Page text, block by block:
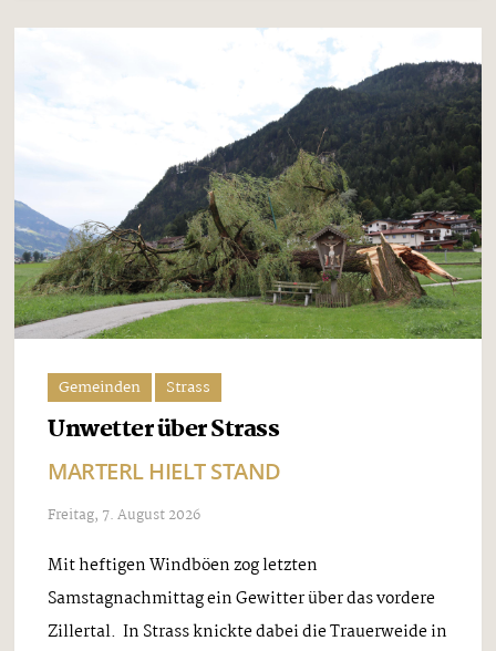
Gemeinden Strass
Unwetter über Strass
MARTERL HIELT STAND
Freitag, 7. August 2026
Mit heftigen Windböen zog letzten
Samstagnachmittag ein Gewitter über das vordere
Zillertal. In Strass knickte dabei die Trauerweide in